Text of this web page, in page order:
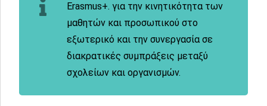
Erasmus+. για την κινητικότητα των
μαθητών και προσωπικού στο
εξωτερικό και την συνεργασία σε
διακρατικές συμπράξεις μεταξύ
σχολείων και οργανισμών.